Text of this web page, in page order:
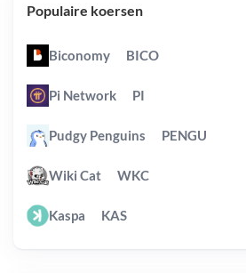
Populaire koersen
Biconomy BICO
Pi Network PI
Pudgy Penguins PENGU
Wiki Cat WKC
Kaspa KAS